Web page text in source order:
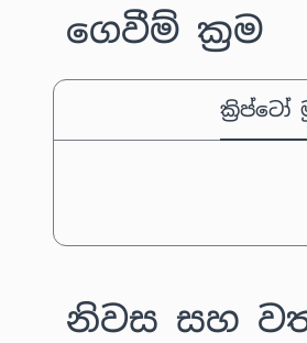
ගෙවීම් ක්‍රම
ක්‍රිප්ටෝ
නිවස සහ